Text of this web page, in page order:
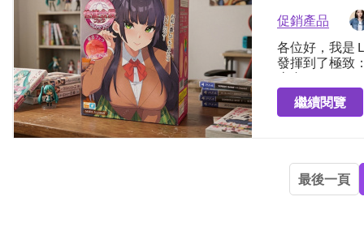
促銷產品
各位好，我是
發揮到了極致
來自
的設計圍繞著
以置信的高超
如果您正在好
全符合您的
繼續閱覽
最後一頁